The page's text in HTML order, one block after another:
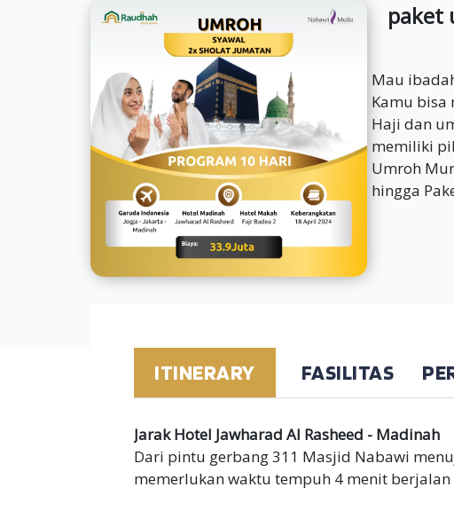
paket
Mau
Kamu bisa
Haji dan
memiliki
Umroh
hingga
ITINERARY FASILITAS
Jarak Hotel Jawharad Al Rasheed - Madinah
Dari pintu gerbang 311 Masjid Nabawi
memerlukan waktu tempuh 4 menit berjalan